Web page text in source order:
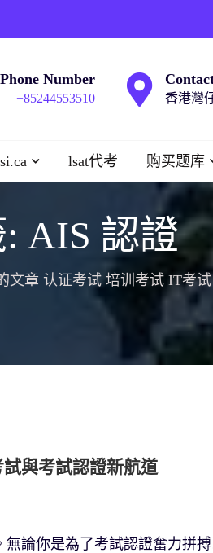
Phone Number
+85244553510 香港灣
lsat代考 购买题库
AIS 認證
文章 认证考试 培训考试 IT考试
與考試認證新航道
無論你是為了考試認證奮力拼